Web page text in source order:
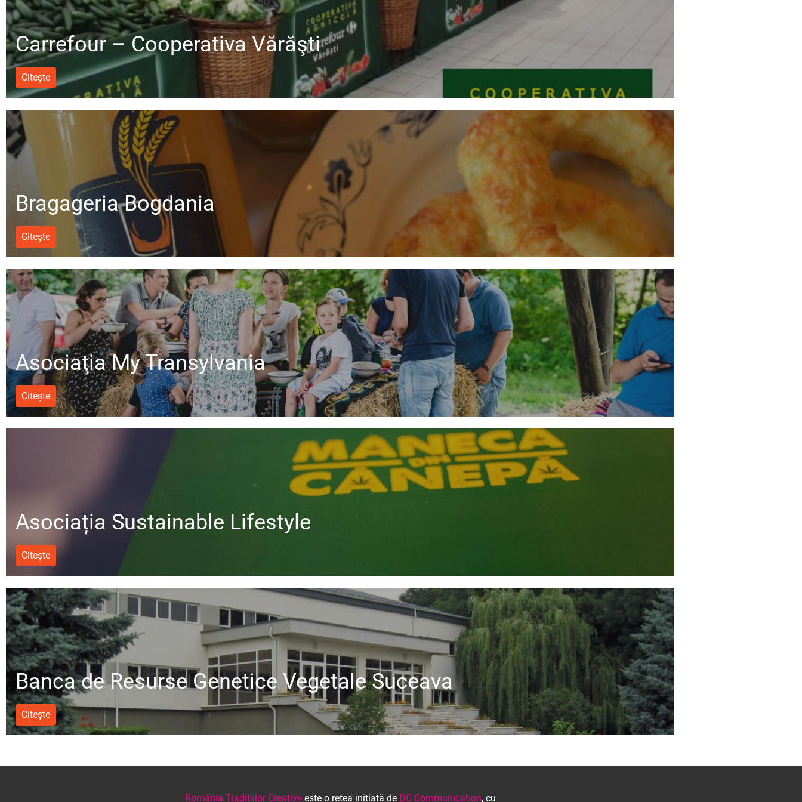
Carrefour – Cooperativa Vărăşti
Citește
Bragageria Bogdania
Citește
Asociaţia My Transylvania
Citește
Asociația Sustainable Lifestyle
Citește
Banca de Resurse Genetice Vegetale Suceava
Citește
România Tradițiilor Creativeeste o rețea inițiată de DC Communication, cu